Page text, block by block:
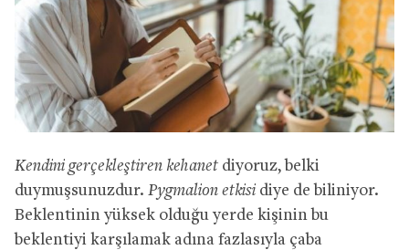
Kendini gerçekleştiren kehanet diyoruz, belki
duymuşsunuzdur. Pygmalion etkisi diye de biliniyor.
Beklentinin yüksek olduğu yerde kişinin bu
beklentiyi karşılamak adına fazlasıyla çaba